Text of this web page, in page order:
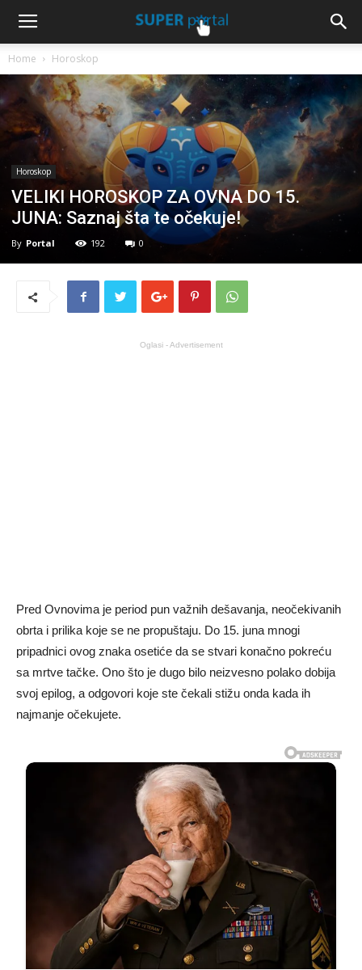
Home Horoskop
Horoskop
VELIKI HOROSKOP ZA OVNA DO 15.
JUNA: Saznaj šta te očekuje!
By Portal 192 0
Oglasi - Advertisement
Pred Ovnovima je period pun važnih dešavanja, neočekivanih
obrta i prilika koje se ne propuštaju. Do 15. juna mnogi
pripadnici ovog znaka osetiće da se stvari konačno pokreću
sa mrtve tačke. Ono što je dugo bilo neizvesno polako dobija
svoj epilog, a odgovori koje ste čekali stižu onda kada ih
najmanje očekujete.